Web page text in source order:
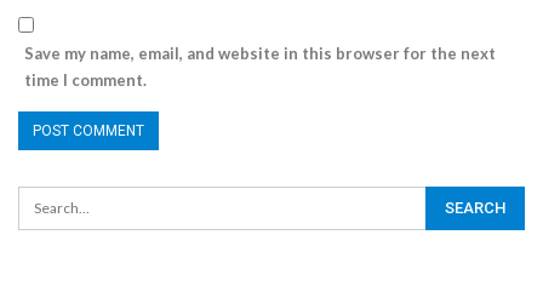
Save my name, email, and website in this browser for the next
time I comment.